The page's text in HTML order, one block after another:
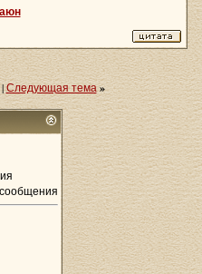
|Следующая тема»